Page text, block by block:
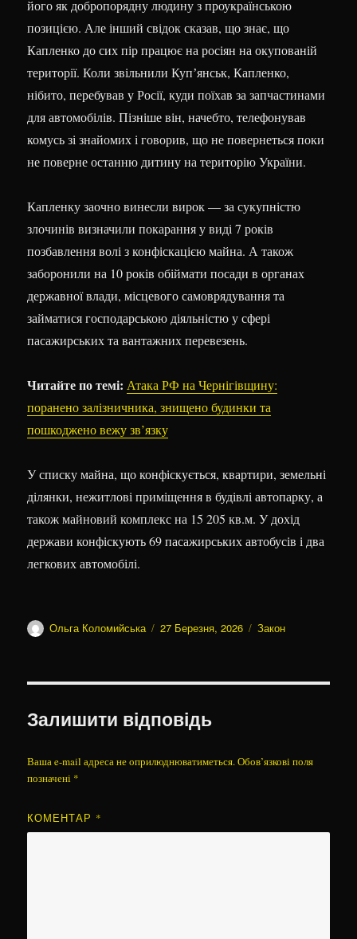
його як добропорядну людину з проукраїнською
позицією. Але інший свідок сказав, що знає, що
Капленко до сих пір працює на росіян на окупованій
території. Коли звільнили Купʼянськ, Капленко,
нібито, перебував у Росії, куди поїхав за запчастинами
для автомобілів. Пізніше він, начебто, телефонував
комусь зі знайомих і говорив, що не повернеться поки
не поверне останню дитину на територію України.
Капленку заочно винесли вирок — за сукупністю
злочинів визначили покарання у виді 7 років
позбавлення волі з конфіскацією майна. А також
заборонили на 10 років обіймати посади в органах
державної влади, місцевого самоврядування та
займатися господарською діяльністю у сфері
пасажирських та вантажних перевезень.
Читайте по темі: Атака РФ на Чернігівщину:
поранено залізничника, знищено будинки та
пошкоджено вежу зв’язку
У списку майна, що конфіскується, квартири, земельні
ділянки, нежитлові приміщення в будівлі автопарку, а
також майновий комплекс на 15 205 кв.м. У дохід
держави конфіскують 69 пасажирських автобусів і два
легкових автомобілі.
Автор
Ольга Коломийська Оприлюднено
27 Березня, 2026 Категорії
Закон
Залишити відповідь
Ваша e-mail адреса не оприлюднюватиметься.Обов’язкові поля
позначені *
КОМЕНТАР *